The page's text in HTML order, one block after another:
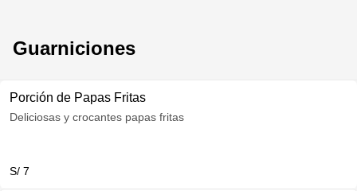
Guarniciones
Porción de Papas Fritas
Deliciosas y crocantes papas fritas
S/ 7